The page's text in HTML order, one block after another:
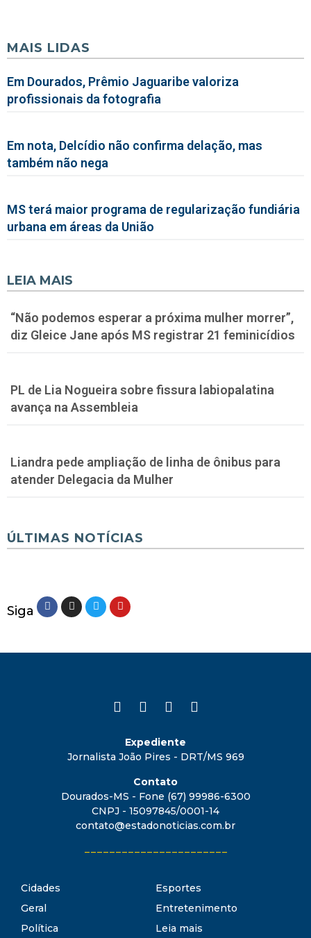
MAIS LIDAS
Em Dourados, Prêmio Jaguaribe valoriza
profissionais da fotografia
Em nota, Delcídio não confirma delação, mas
também não nega
MS terá maior programa de regularização fundiária
urbana em áreas da União
LEIA MAIS
“Não podemos esperar a próxima mulher morrer”,
diz Gleice Jane após MS registrar 21 feminicídios
PL de Lia Nogueira sobre fissura labiopalatina
avança na Assembleia
Liandra pede ampliação de linha de ônibus para
atender Delegacia da Mulher
ÚLTIMAS NOTÍCIAS
Siga
Expediente
Jornalista João Pires - DRT/MS 969
Contato
Dourados-MS - Fone (67) 99986-6300
CNPJ - 15097845/0001-14
contato@estadonoticias.com.br
Cidades
Geral
Política
Esportes
Entretenimento
Leia mais